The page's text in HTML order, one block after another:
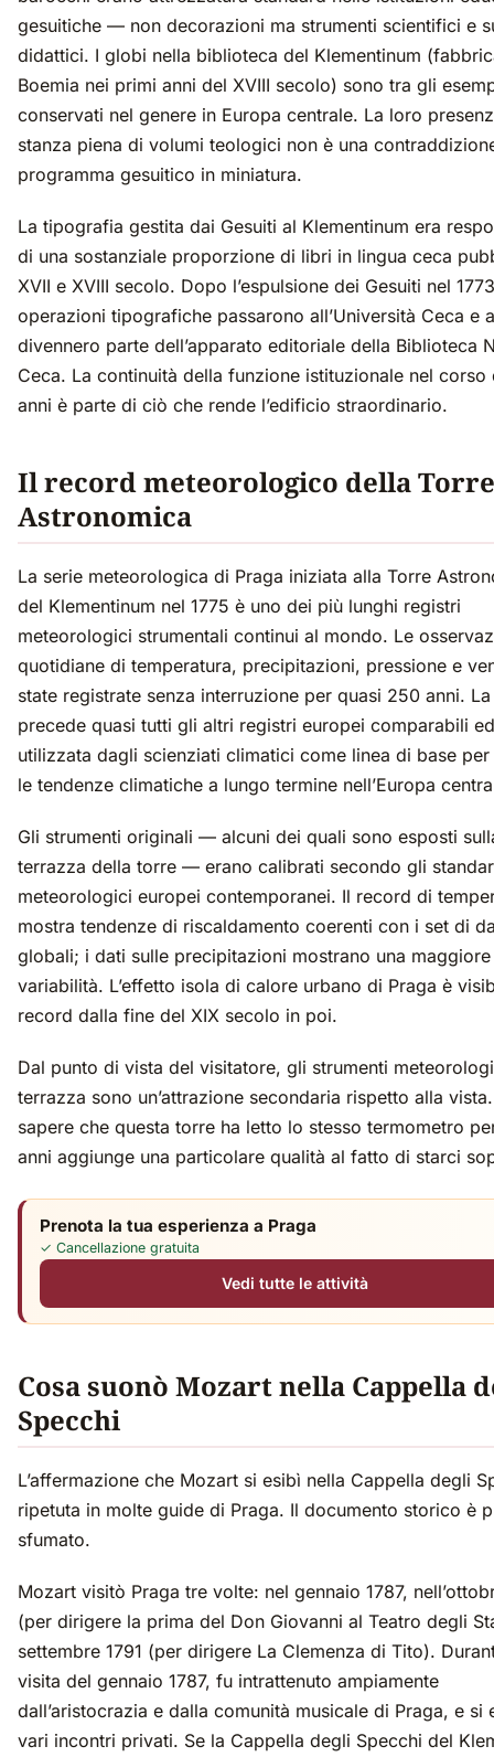
gesuitiche — non decorazioni ma strumenti scientifici e
didattici. I globi nella biblioteca del Klementinum
Boemia nei primi anni del XVIII secolo) sono tra gli
conservati nel genere in Europa centrale. La loro
stanza piena di volumi teologici non è una
programma gesuitico in miniatura.
La tipografia gestita dai Gesuiti al Klementinum era
di una sostanziale proporzione di libri in lingua ceca
XVII e XVIII secolo. Dopo l’espulsione dei Gesuiti nel
operazioni tipografiche passarono all’Università Ceca e
divennero parte dell’apparato editoriale della Biblioteca
Ceca. La continuità della funzione istituzionale nel corso
anni è parte di ciò che rende l’edificio straordinario.
Il record meteorologico della Torre
Astronomica
La serie meteorologica di Praga iniziata alla Torre
del Klementinum nel 1775 è uno dei più lunghi registri
meteorologici strumentali continui al mondo. Le
quotidiane di temperatura, precipitazioni, pressione e
state registrate senza interruzione per quasi 250 anni.
precede quasi tutti gli altri registri europei comparabili
utilizzata dagli scienziati climatici come linea di base per
le tendenze climatiche a lungo termine nell’Europa
Gli strumenti originali — alcuni dei quali sono esposti
terrazza della torre — erano calibrati secondo gli
meteorologici europei contemporanei. Il record di
mostra tendenze di riscaldamento coerenti con i set di
globali; i dati sulle precipitazioni mostrano una maggiore
variabilità. L’effetto isola di calore urbano di Praga è
record dalla fine del XIX secolo in poi.
Dal punto di vista del visitatore, gli strumenti
terrazza sono un’attrazione secondaria rispetto alla
sapere che questa torre ha letto lo stesso termometro
anni aggiunge una particolare qualità al fatto di starci
Prenota la tua esperienza a Praga
✓ Cancellazione gratuita
Vedi tutte le attività
Cosa suonò Mozart nella Cappella
Specchi
L’affermazione che Mozart si esibì nella Cappella degli
ripetuta in molte guide di Praga. Il documento storico è
sfumato.
Mozart visitò Praga tre volte: nel gennaio 1787,
(per dirigere la prima del Don Giovanni al Teatro degli
settembre 1791 (per dirigere La Clemenza di Tito).
visita del gennaio 1787, fu intrattenuto ampiamente
dall’aristocrazia e dalla comunità musicale di Praga, e si
vari incontri privati. Se la Cappella degli Specchi del